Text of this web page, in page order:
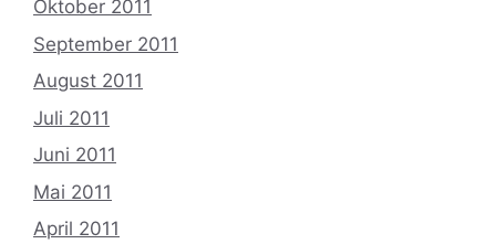
Oktober 2011
September 2011
August 2011
Juli 2011
Juni 2011
Mai 2011
April 2011